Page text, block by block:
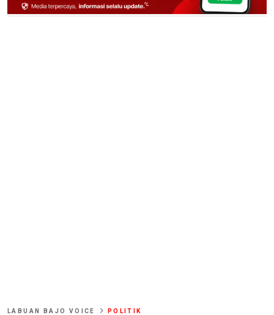
LABUAN BAJO VOICE POLITIK